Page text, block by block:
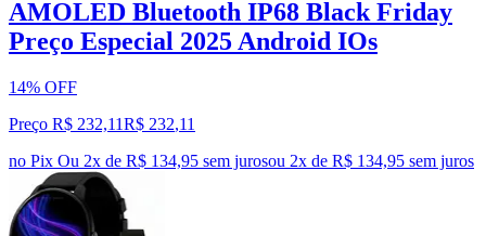
AMOLED Bluetooth IP68 Black Friday
Preço Especial 2025 Android IOs
14% OFF
Preço R$ 232,11R$ 232,11
no Pix Ou 2x de R$ 134,95 sem jurosou 2x de R$ 134,95 sem juros